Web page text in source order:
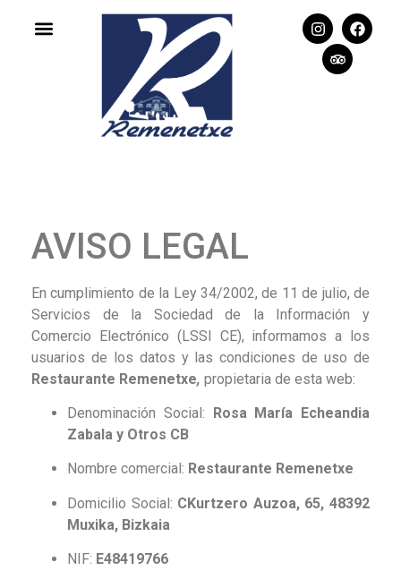
AVISO LEGAL
En cumplimiento de la Ley 34/2002, de 11 de julio, de
Servicios de la Sociedad de la Información y
Comercio Electrónico (LSSI CE), informamos a los
usuarios de los datos y las condiciones de uso de
Restaurante Remenetxe, propietaria de esta web:
Denominación Social: Rosa María Echeandia
Zabala y Otros CB
Nombre comercial: Restaurante Remenetxe
Domicilio Social: CKurtzero Auzoa, 65, 48392
Muxika, Bizkaia
NIF: E48419766